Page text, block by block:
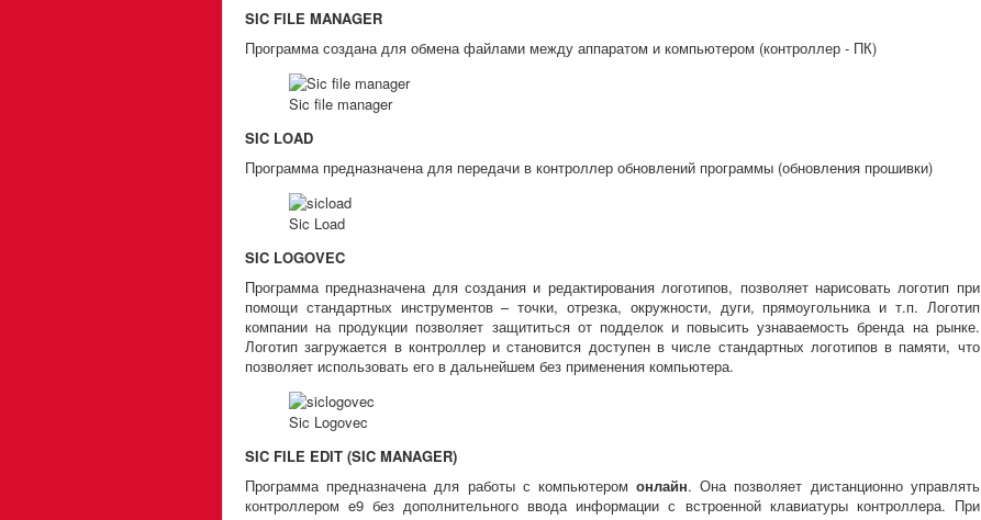
SIC FILE MANAGER
Программа создана для обмена файлами между аппаратом и компьютером (контроллер - ПК)
Sic file manager
SIC LOAD
Программа предназначена для передачи в контроллер обновлений программы (обновления прошивки)
Sic Load
SIC LOGOVEC
Программа предназначена для создания и редактирования логотипов, позволяет нарисовать логотип при
помощи стандартных инструментов – точки, отрезка, окружности, дуги, прямоугольника и т.п. Логотип
компании на продукции позволяет защититься от подделок и повысить узнаваемость бренда на рынке.
Логотип загружается в контроллер и становится доступен в числе стандартных логотипов в памяти, что
позволяет использовать его в дальнейшем без применения компьютера.
Sic Logovec
SIC FILE EDIT (SIC MANAGER)
Программа предназначена для работы с компьютеромонлайн. Она позволяет дистанционно управлять
контроллером e9 без дополнительного ввода информации с встроенной клавиатуры контроллера. При